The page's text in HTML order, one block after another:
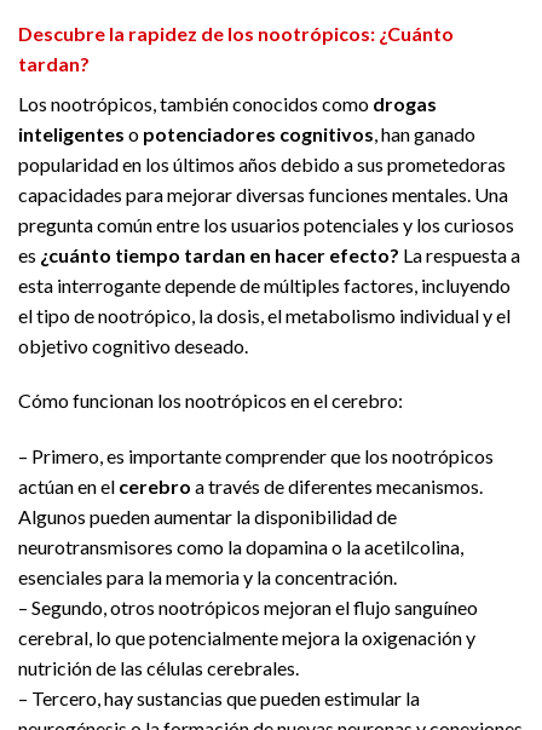
Descubre la rapidez de los nootrópicos: ¿Cuánto
tardan?
Los nootrópicos, también conocidos como drogas
inteligentes o potenciadores cognitivos , han ganado
popularidad en los últimos años debido a sus prometedoras
capacidades para mejorar diversas funciones mentales. Una
pregunta común entre los usuarios potenciales y los curiosos
es ¿cuánto tiempo tardan en hacer efecto? La respuesta a
esta interrogante depende de múltiples factores, incluyendo
el tipo de nootrópico, la dosis, el metabolismo individual y el
objetivo cognitivo deseado.
Cómo funcionan los nootrópicos en el cerebro:
– Primero, es importante comprender que los nootrópicos
actúan en el cerebro a través de diferentes mecanismos.
Algunos pueden aumentar la disponibilidad de
neurotransmisores como la dopamina o la acetilcolina,
esenciales para la memoria y la concentración.
– Segundo, otros nootrópicos mejoran el flujo sanguíneo
cerebral, lo que potencialmente mejora la oxigenación y
nutrición de las células cerebrales.
– Tercero, hay sustancias que pueden estimular la